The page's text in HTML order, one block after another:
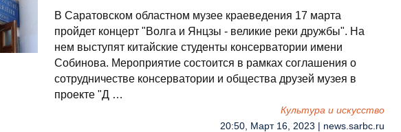
В Саратовском областном музее краеведения 17 марта
пройдет концерт "Волга и Янцзы - великие реки дружбы". На
нем выступят китайские студенты консерватории имени
Собинова. Мероприятие состоится в рамках соглашения о
сотрудничестве консерватории и общества друзей музея в
проекте "Д …
Культура и искусство
20:50, Март 16, 2023 | news.sarbc.ru